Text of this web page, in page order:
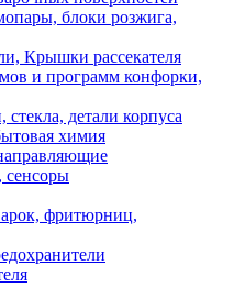
блоки розжига,
Крышки рассекателя
и программ конфорки,
детали корпуса
химия
сенсоры
фритюрниц,